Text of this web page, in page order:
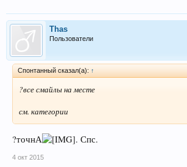
Thas
Пользователи
Спонтанный сказал(а): ↑
?все смайлы на месте
см. категории
?точнА . Спс.
4 окт 2015